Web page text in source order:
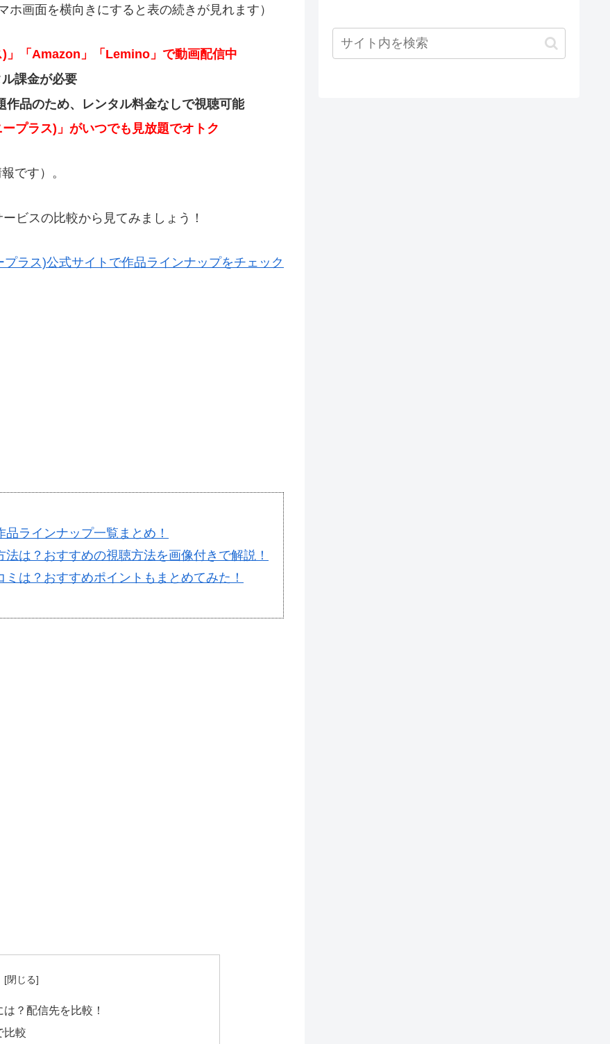
ホ画面を横向きにすると表の続きが見れます）
」「Amazon」「Lemino」で動画配信中
課金が必要
作品のため、レンタル料金なしで視聴可能
プラス)」がいつでも見放題でオトク
です）。
ビスの比較から見てみましょう！
ラス)公式サイトで作品ラインナップをチェック
ラインナップ一覧まとめ！
は？おすすめの視聴方法を画像付きで解説！
は？おすすめポイントもまとめてみた！
？配信先を比較！
比較